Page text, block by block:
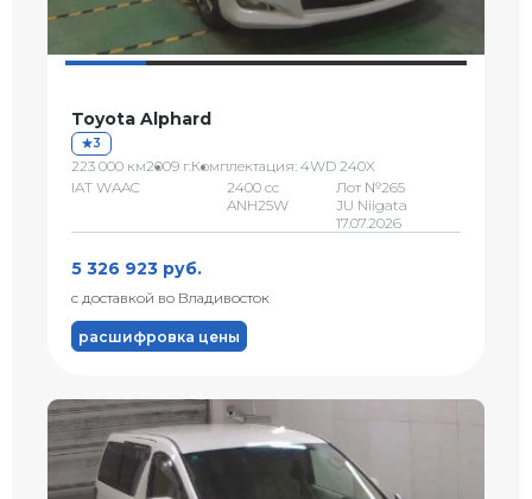
Toyota Alphard
3
223 000 км2009 г.Комплектация: 4WD 240X
IAT WAAC
2400 сс
ANH25W
Лот №265
JU Niigata
17.07.2026
5 326 923 руб.
с доставкой во Владивосток
расшифровка цены